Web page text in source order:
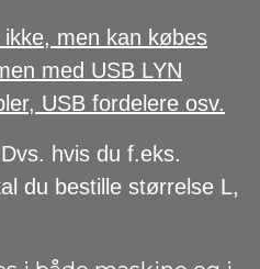
men kan købes
med USB LYN
USB fordelere osv.
hvis du f.eks.
du bestille størrelse L,